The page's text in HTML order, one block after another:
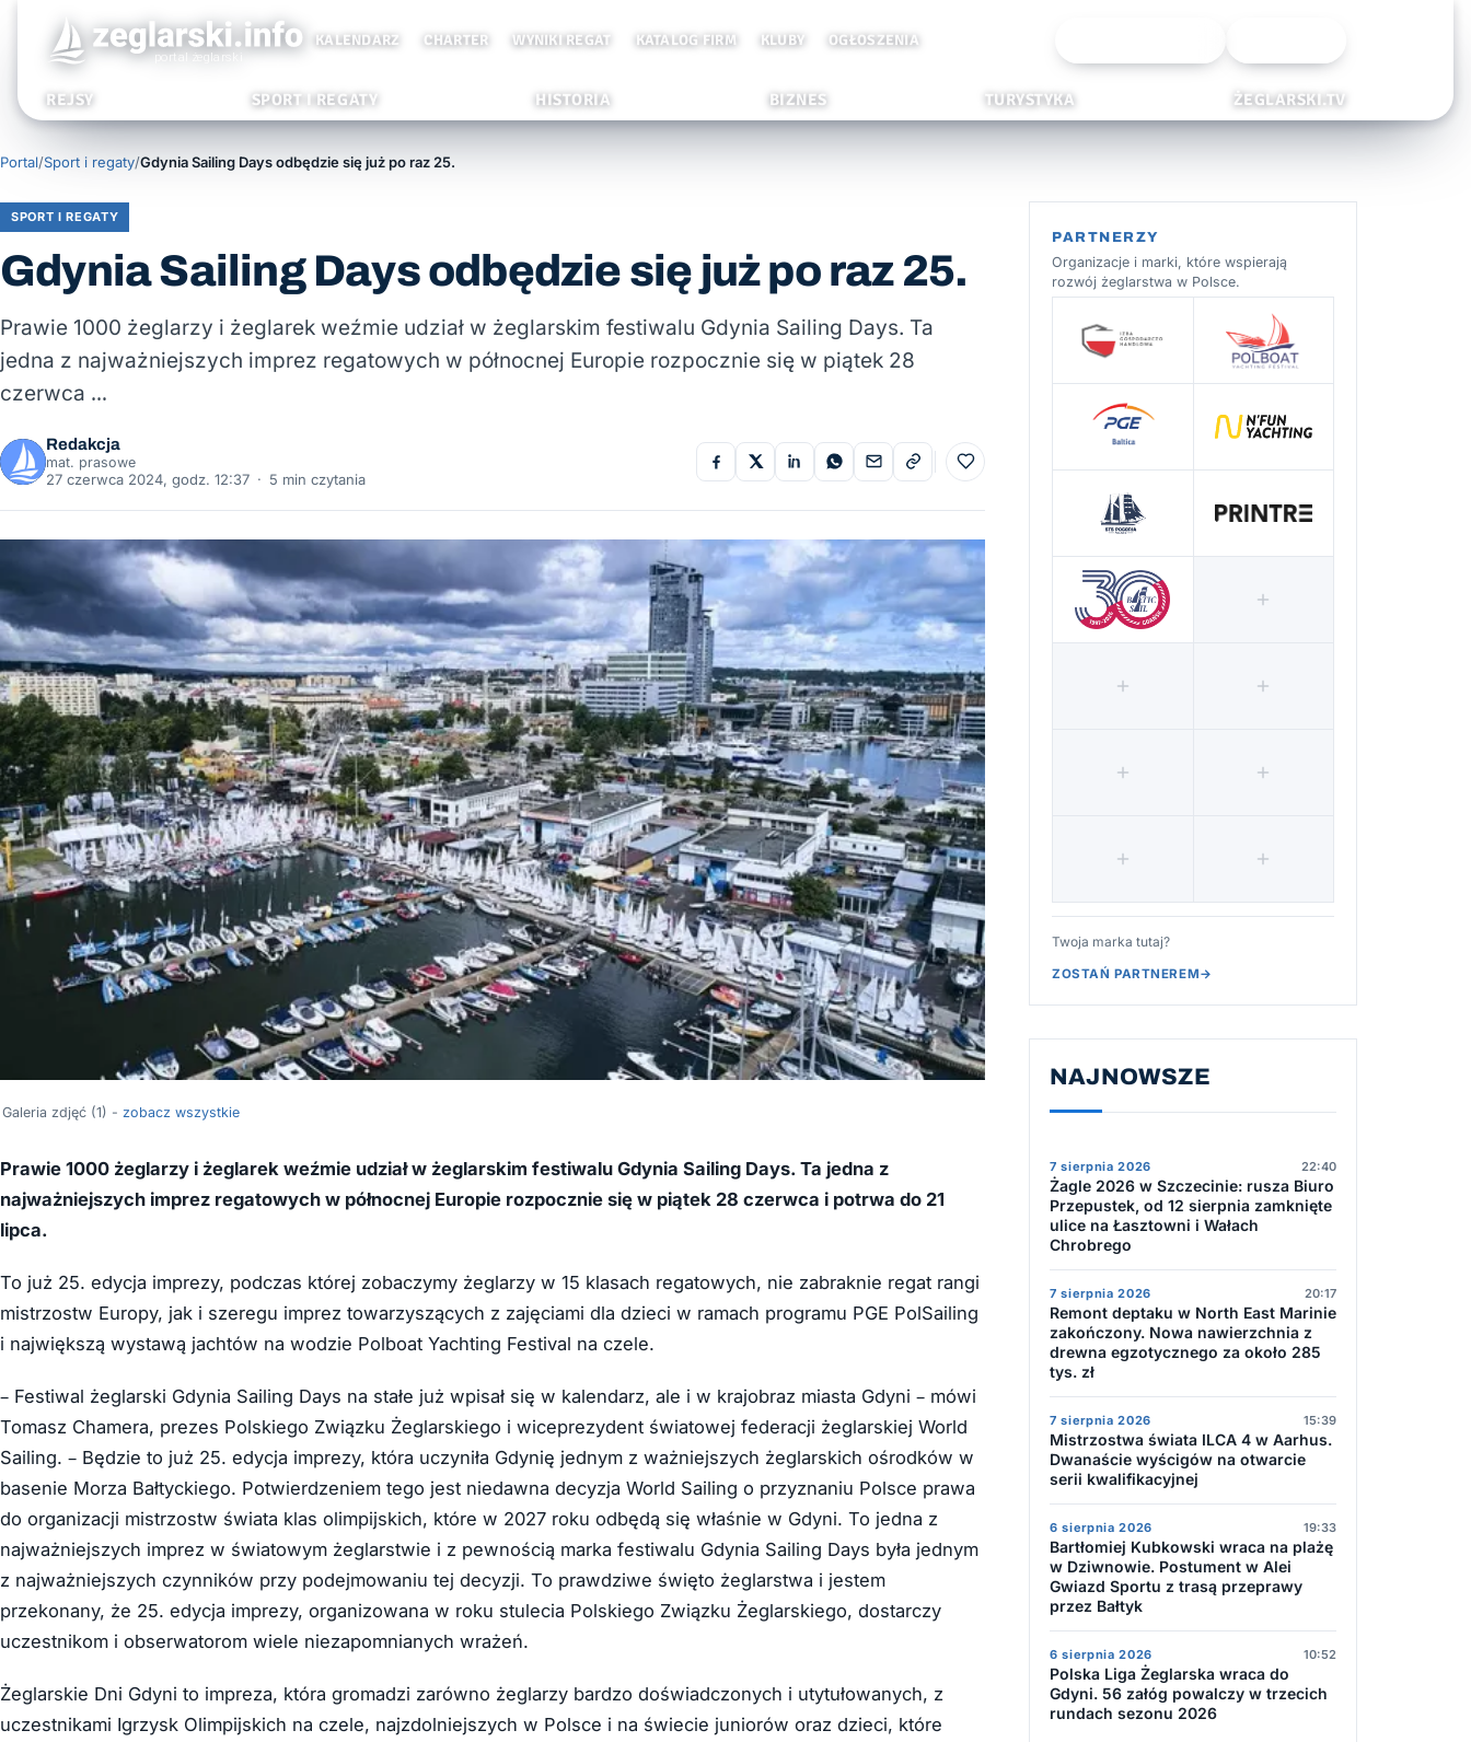
KALENDARZ CHARTER WYNIKI REGAT KATALOG FIRM KLUBY OGŁOSZENIA
REJSY SPORT I REGATY HISTORIA BIZNES TURYSTYKA ŻEGLARSKI.TV
Portal/Sport i regaty/Gdynia Sailing Days odbędzie się już po raz 25.
SPORT I REGATY
Gdynia Sailing Days odbędzie się już po raz 25.
Prawie 1000 żeglarzy i żeglarek weźmie udział w żeglarskim festiwalu Gdynia Sailing Days. Ta
jedna z najważniejszych imprez regatowych w północnej Europie rozpocznie się w piątek 28
czerwca …
Redakcja
mat. prasowe
27 czerwca 2024, godz. 12:37 · 5 min czytania
Do ulubionych
Galeria zdjęć (1) - zobacz wszystkie
Prawie 1000 żeglarzy i żeglarek weźmie udział w żeglarskim festiwalu Gdynia Sailing Days. Ta jedna z
najważniejszych imprez regatowych w północnej Europie rozpocznie się w piątek 28 czerwca i potrwa do 21
lipca.
To już 25. edycja imprezy, podczas której zobaczymy żeglarzy w 15 klasach regatowych, nie zabraknie regat rangi
mistrzostw Europy, jak i szeregu imprez towarzyszących z zajęciami dla dzieci w ramach programu PGE PolSailing
i największą wystawą jachtów na wodzie Polboat Yachting Festival na czele.
– Festiwal żeglarski Gdynia Sailing Days na stałe już wpisał się w kalendarz, ale i w krajobraz miasta Gdyni – mówi
Tomasz Chamera, prezes Polskiego Związku Żeglarskiego i wiceprezydent światowej federacji żeglarskiej World
Sailing. – Będzie to już 25. edycja imprezy, która uczyniła Gdynię jednym z ważniejszych żeglarskich ośrodków w
basenie Morza Bałtyckiego. Potwierdzeniem tego jest niedawna decyzja World Sailing o przyznaniu Polsce prawa
do organizacji mistrzostw świata klas olimpijskich, które w 2027 roku odbędą się właśnie w Gdyni. To jedna z
najważniejszych imprez w światowym żeglarstwie i z pewnością marka festiwalu Gdynia Sailing Days była jednym
z najważniejszych czynników przy podejmowaniu tej decyzji. To prawdziwe święto żeglarstwa i jestem
przekonany, że 25. edycja imprezy, organizowana w roku stulecia Polskiego Związku Żeglarskiego, dostarczy
uczestnikom i obserwatorom wiele niezapomnianych wrażeń.
Żeglarskie Dni Gdyni to impreza, która gromadzi zarówno żeglarzy bardzo doświadczonych i utytułowanych, z
uczestnikami Igrzysk Olimpijskich na czele, najzdolniejszych w Polsce i na świecie juniorów oraz dzieci, które
PARTNERZY
Organizacje i marki, które wspierają
rozwój żeglarstwa w Polsce.
Twoja marka tutaj?
ZOSTAŃ PARTNEREM→
NAJNOWSZE
7 sierpnia 2026 22:40
Żagle 2026 w Szczecinie: rusza Biuro
Przepustek, od 12 sierpnia zamknięte
ulice na Łasztowni i Wałach
Chrobrego
7 sierpnia 2026 20:17
Remont deptaku w North East Marinie
zakończony. Nowa nawierzchnia z
drewna egzotycznego za około 285
tys. zł
7 sierpnia 2026 15:39
Mistrzostwa świata ILCA 4 w Aarhus.
Dwanaście wyścigów na otwarcie
serii kwalifikacyjnej
6 sierpnia 2026 19:33
Bartłomiej Kubkowski wraca na plażę
w Dziwnowie. Postument w Alei
Gwiazd Sportu z trasą przeprawy
przez Bałtyk
6 sierpnia 2026 10:52
Polska Liga Żeglarska wraca do
Gdyni. 56 załóg powalczy w trzecich
rundach sezonu 2026